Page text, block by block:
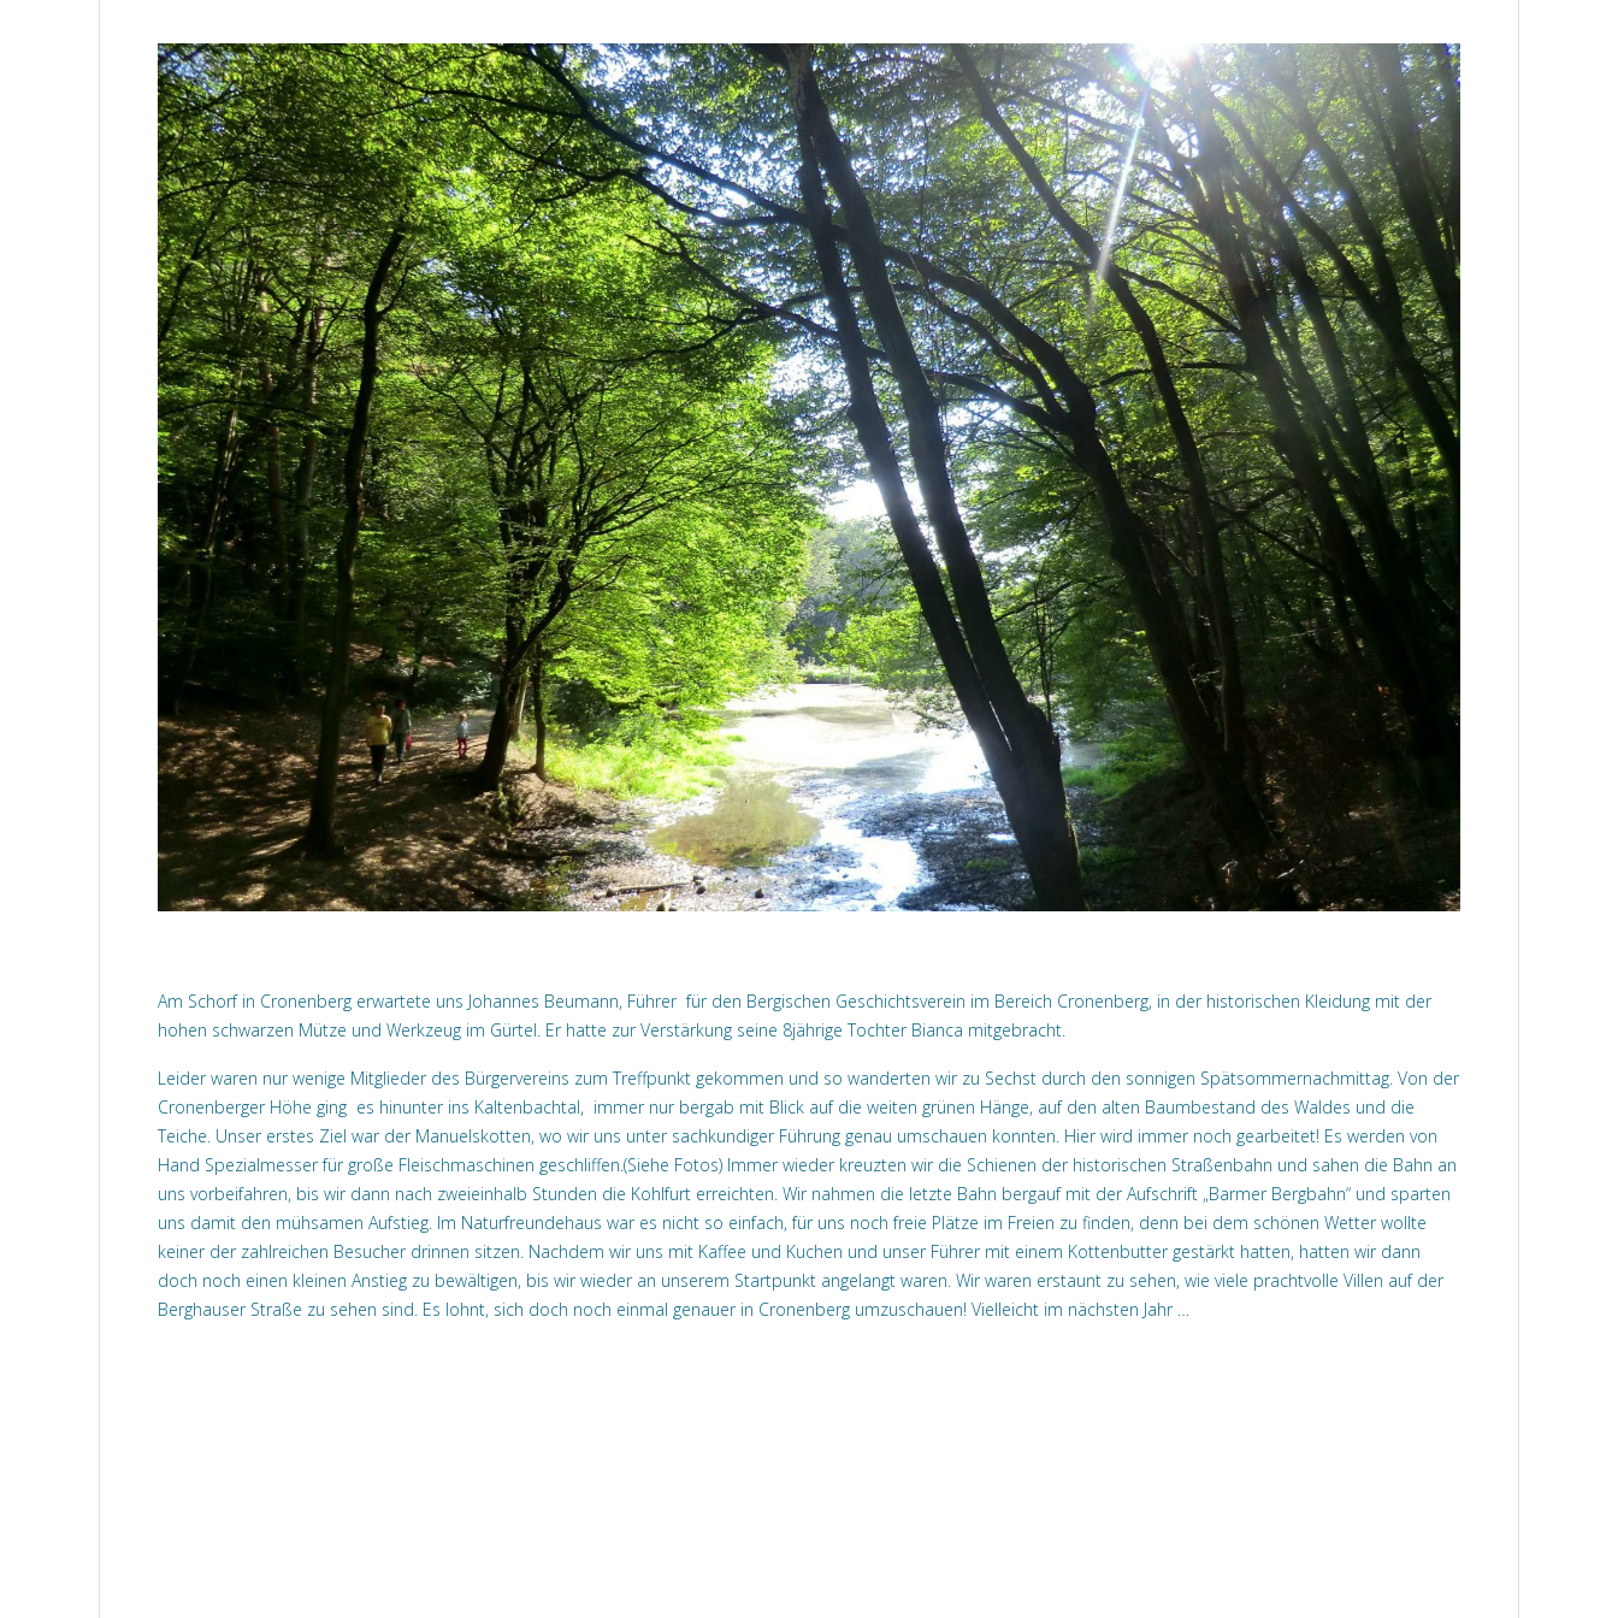
Am Schorf in Cronenberg erwartete uns Johannes Beumann, Führer für den Bergischen Geschichtsverein im Bereich Cronenberg, in der historischen Kleidung mit der
hohen schwarzen Mütze und Werkzeug im Gürtel. Er hatte zur Verstärkung seine 8jährige Tochter Bianca mitgebracht.
Leider waren nur wenige Mitglieder des Bürgervereins zum Treffpunkt gekommen und so wanderten wir zu Sechst durch den sonnigen Spätsommernachmittag. Von der
Cronenberger Höhe ging es hinunter ins Kaltenbachtal, immer nur bergab mit Blick auf die weiten grünen Hänge, auf den alten Baumbestand des Waldes und die
Teiche. Unser erstes Ziel war der Manuelskotten, wo wir uns unter sachkundiger Führung genau umschauen konnten. Hier wird immer noch gearbeitet! Es werden von
Hand Spezialmesser für große Fleischmaschinen geschliffen.(Siehe Fotos) Immer wieder kreuzten wir die Schienen der historischen Straßenbahn und sahen die Bahn an
uns vorbeifahren, bis wir dann nach zweieinhalb Stunden die Kohlfurt erreichten. Wir nahmen die letzte Bahn bergauf mit der Aufschrift „Barmer Bergbahn“ und sparten
uns damit den mühsamen Aufstieg. Im Naturfreundehaus war es nicht so einfach, für uns noch freie Plätze im Freien zu finden, denn bei dem schönen Wetter wollte
keiner der zahlreichen Besucher drinnen sitzen. Nachdem wir uns mit Kaffee und Kuchen und unser Führer mit einem Kottenbutter gestärkt hatten, hatten wir dann
doch noch einen kleinen Anstieg zu bewältigen, bis wir wieder an unserem Startpunkt angelangt waren. Wir waren erstaunt zu sehen, wie viele prachtvolle Villen auf der
Berghauser Straße zu sehen sind. Es lohnt, sich doch noch einmal genauer in Cronenberg umzuschauen! Vielleicht im nächsten Jahr …